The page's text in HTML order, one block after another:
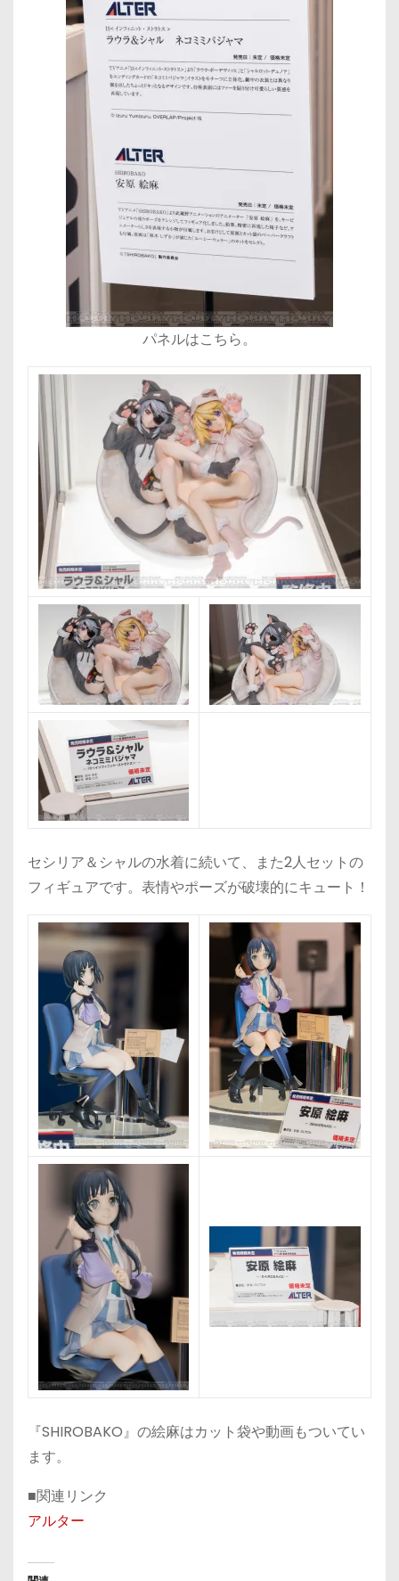
パネルはこちら。
セシリア＆シャルの水着に続いて、また2人セットの
フィギュアです。表情やポーズが破壊的にキュート！
『SHIROBAKO』の絵麻はカット袋や動画もついてい
ます。
■関連リンク
アルター